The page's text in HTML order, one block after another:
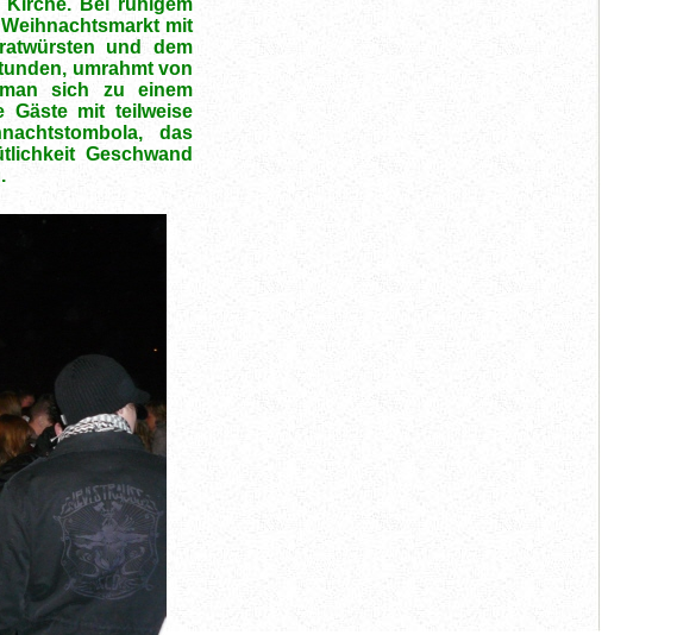
Bei ruhigem
mit
und dem
umrahmt von
sich zu einem
mit teilweise
das
Geschwand